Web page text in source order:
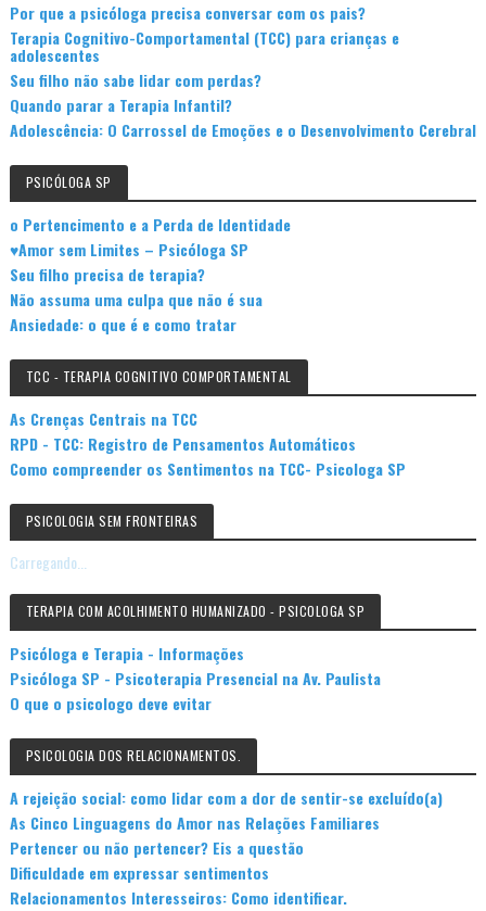
Por que a psicóloga precisa conversar com os pais?
Terapia Cognitivo-Comportamental (TCC) para crianças e
adolescentes
Seu filho não sabe lidar com perdas?
Quando parar a Terapia Infantil?
Adolescência: O Carrossel de Emoções e o Desenvolvimento Cerebral
PSICÓLOGA SP
o Pertencimento e a Perda de Identidade
♥Amor sem Limites – Psicóloga SP
Seu filho precisa de terapia?
Não assuma uma culpa que não é sua
Ansiedade: o que é e como tratar
TCC - TERAPIA COGNITIVO COMPORTAMENTAL
As Crenças Centrais na TCC
RPD - TCC: Registro de Pensamentos Automáticos
Como compreender os Sentimentos na TCC- Psicologa SP
PSICOLOGIA SEM FRONTEIRAS
Carregando...
TERAPIA COM ACOLHIMENTO HUMANIZADO - PSICOLOGA SP
Psicóloga e Terapia - Informações
Psicóloga SP - Psicoterapia Presencial na Av. Paulista
O que o psicologo deve evitar
PSICOLOGIA DOS RELACIONAMENTOS.
A rejeição social: como lidar com a dor de sentir-se excluído(a)
As Cinco Linguagens do Amor nas Relações Familiares
Pertencer ou não pertencer? Eis a questão
Dificuldade em expressar sentimentos
Relacionamentos Interesseiros: Como identificar.